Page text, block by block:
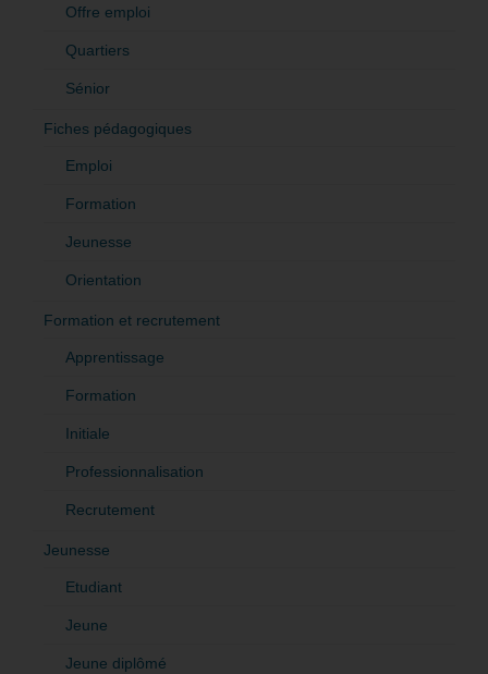
Offre emploi
Quartiers
Sénior
Fiches pédagogiques
Emploi
Formation
Jeunesse
Orientation
Formation et recrutement
Apprentissage
Formation
Initiale
Professionnalisation
Recrutement
Jeunesse
Etudiant
Jeune
Jeune diplômé